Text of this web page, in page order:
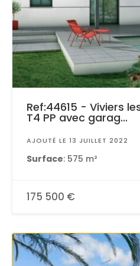
Ref:44615 - Viviers
T4 PP avec garag...
AJOUTÉ LE 13 JUILLET 2022
Surface: 575 m²
175 500 €